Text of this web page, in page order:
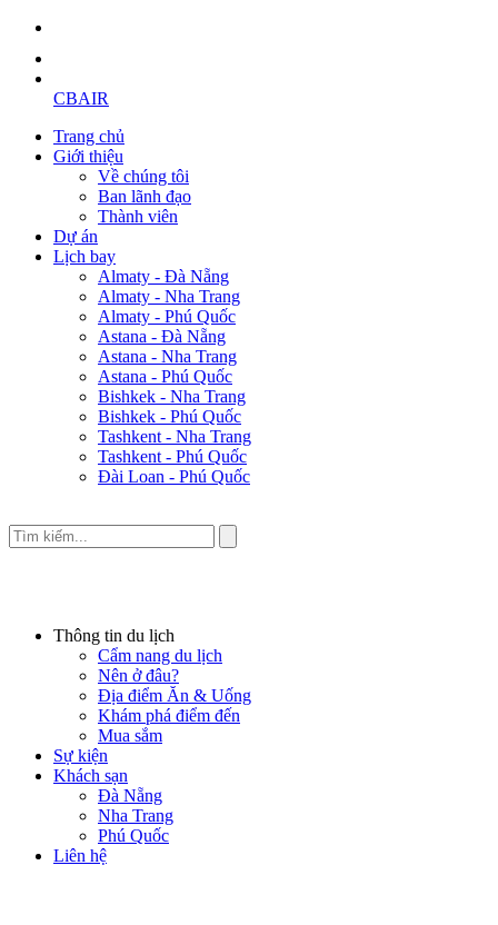
CBAIR
Trang chủ
Giới thiệu
Về chúng tôi
Ban lãnh đạo
Thành viên
Dự án
Lịch bay
Almaty - Đà Nẵng
Almaty - Nha Trang
Almaty - Phú Quốc
Astana - Đà Nẵng
Astana - Nha Trang
Astana - Phú Quốc
Bishkek - Nha Trang
Bishkek - Phú Quốc
Tashkent - Nha Trang
Tashkent - Phú Quốc
Đài Loan - Phú Quốc
Thông tin du lịch
Cẩm nang du lịch
Nên ở đâu?
Địa điểm Ăn & Uống
Khám phá điểm đến
Mua sắm
Sự kiện
Khách sạn
Đà Nẵng
Nha Trang
Phú Quốc
Liên hệ